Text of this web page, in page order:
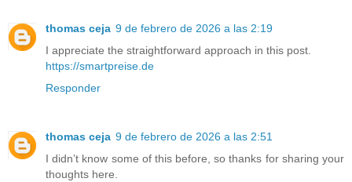
thomas ceja 9 de febrero de 2026 a las 2:19
I appreciate the straightforward approach in this post.
https://smartpreise.de
Responder
thomas ceja 9 de febrero de 2026 a las 2:51
I didn’t know some of this before, so thanks for sharing your
thoughts here.